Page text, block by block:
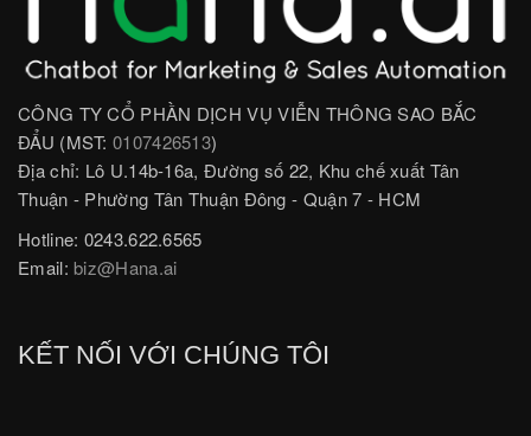
CÔNG TY CỔ PHẦN DỊCH VỤ VIỄN THÔNG SAO BẮC
ĐẨU (MST:0107426513)
Địa chỉ: Lô U.14b-16a, Đường số 22, Khu chế xuất Tân
Thuận - Phường Tân Thuận Đông - Quận 7 - HCM
Hotline: 0243.622.6565
Email:biz@Hana.ai
KẾT NỐI VỚI CHÚNG TÔI